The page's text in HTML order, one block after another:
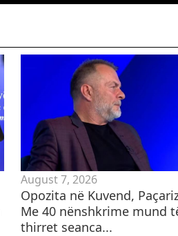
August 7, 2026
Opozita në Kuvend,
Me 40 nënshkrime mund
thirret seanca...